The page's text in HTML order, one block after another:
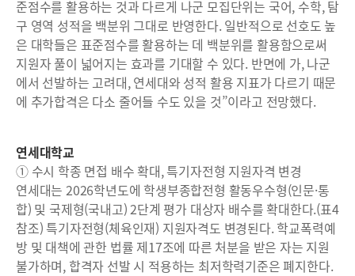
준점수를 활용하는 것과 다르게 나군 모집단위는 국어, 수학, 탐
구 영역 성적을 백분위 그대로 반영한다. 일반적으로 선호도 높
은 대학들은 표준점수를 활용하는 데 백분위를 활용함으로써
지원자 풀이 넓어지는 효과를 기대할 수 있다. 반면에 가, 나군
에서 선발하는 고려대, 연세대와 성적 활용 지표가 다르기 때문
에 추가합격은 다소 줄어들 수도 있을 것”이라고 전망했다.
연세대학교
① 수시 학종 면접 배수 확대, 특기자전형 지원자격 변경
연세대는 2026학년도에 학생부종합전형 활동우수형(인문·통
합) 및 국제형(국내고) 2단계 평가 대상자 배수를 확대한다.(표4
참조) 특기자전형(체육인재) 지원자격도 변경된다. 학교폭력예
방 및 대책에 관한 법률 제17조에 따른 처분을 받은 자는 지원
불가하며, 합격자 선발 시 적용하는 최저학력기준은 폐지한다.